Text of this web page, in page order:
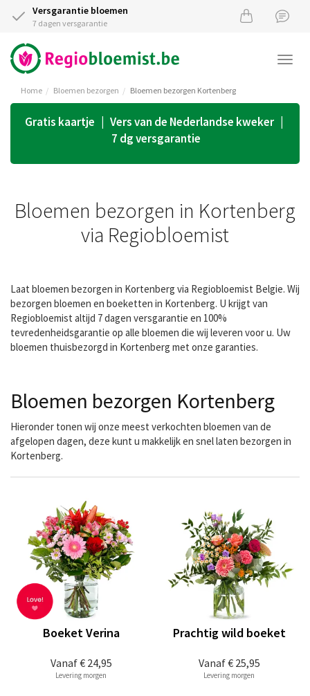
Versgarantie bloemen
7 dagen versgarantie
Home Bloemen bezorgen Bloemen bezorgen Kortenberg
Gratis kaartje | Vers van de Nederlandse kweker |
7 dg versgarantie
Bloemen bezorgen in Kortenberg
via Regiobloemist
Laat bloemen bezorgen in Kortenberg via Regiobloemist Belgie. Wij
bezorgen bloemen en boeketten in Kortenberg. U krijgt van
Regiobloemist altijd 7 dagen versgarantie en 100%
tevredenheidsgarantie op alle bloemen die wij leveren voor u. Uw
bloemen thuisbezorgd in Kortenberg met onze garanties.
Bloemen bezorgen Kortenberg
Hieronder tonen wij onze meest verkochten bloemen van de
afgelopen dagen, deze kunt u makkelijk en snel laten bezorgen in
Kortenberg.
Vanaf€ 24,95
Boeket Verina
Levering morgen
Vanaf€ 25,95
Prachtig wild boeket
Levering morgen